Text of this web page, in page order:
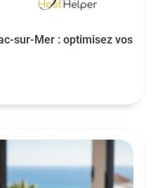
sur-Mer : optimisez vos